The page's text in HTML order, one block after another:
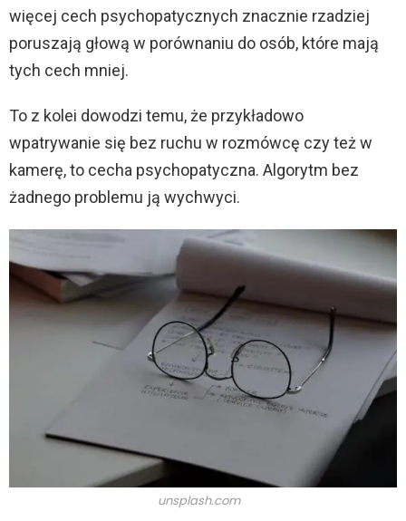
więcej cech psychopatycznych znacznie rzadziej
poruszają głową w porównaniu do osób, które mają
tych cech mniej.
To z kolei dowodzi temu, że przykładowo
wpatrywanie się bez ruchu w rozmówcę czy też w
kamerę, to cecha psychopatyczna. Algorytm bez
żadnego problemu ją wychwyci.
unsplash.com